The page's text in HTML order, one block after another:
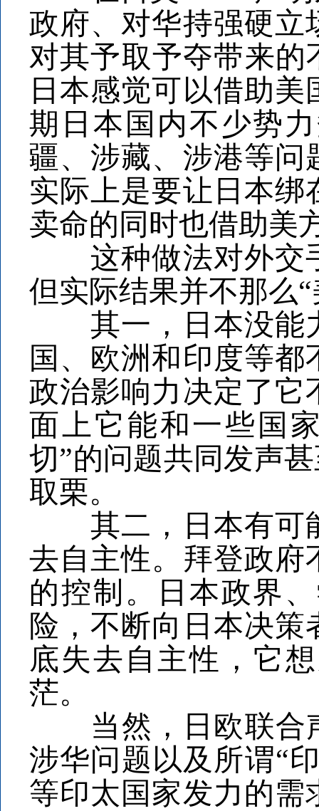
政府、对华持强硬立
对其予取予夺带来的
日本感觉可以借助
期日本国内不少势
疆、涉藏、涉港等问
实际上是要让日本绑
卖命的同时也借助美
这种做法对外交手
但实际结果并不那么“
其一，日本没能力
国、欧洲和印度等
政治影响力决定了它
面上它能和一些国
切”的问题共同发声
取栗。
其二，日本有可能
去自主性。拜登政府
的控制。日本政界
险，不断向日本决
底失去自主性，它
茫。
当然，日欧联合声
涉华问题以及所谓“
等印太国家发力的需